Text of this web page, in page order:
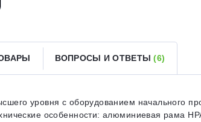
ВОПРОСЫ И ОТВЕТЫ(6)
уровня с оборудованием начального
особенности: алюминиевая рама